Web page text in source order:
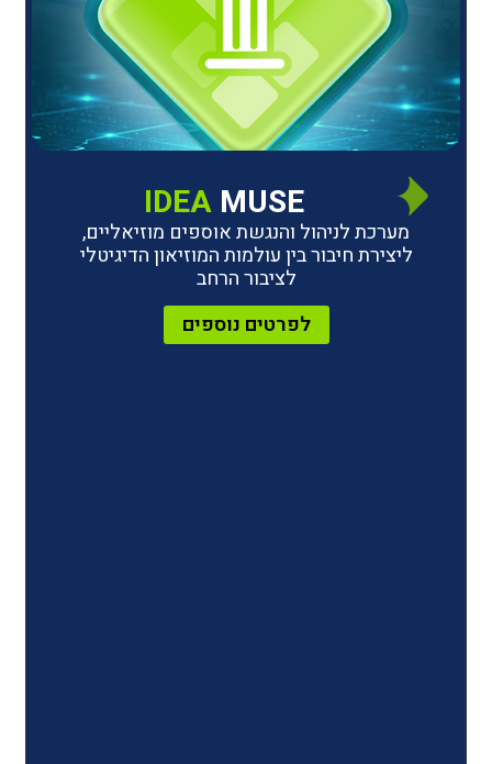
IDEA MUSE
והנגשת אוספים מוזיאליים,
בין עולמות המוזיאון הדיגיטלי